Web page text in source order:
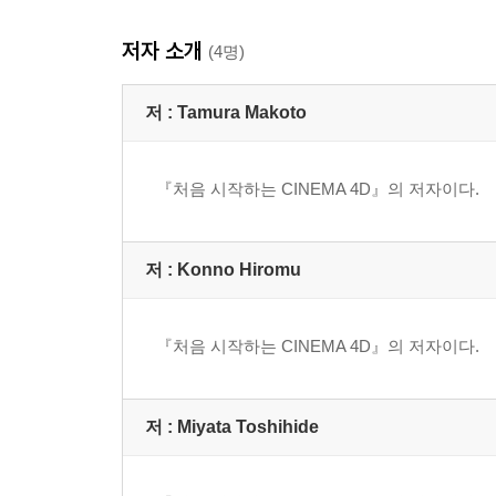
1 모델링(Modeling)
1-1 모델링을 위한 작업환경
1-2 템플릿과 카메라
1-5 디테일한 모델링
2-1 캐릭터 오브젝트(Charactor Object)의 생성
2-3 전의 공정까지 다시 수정
3 포즈 잡기와 렌더링
3-1 포즈를 만들기
저자 소개 (4명)
저 : Tamura Makoto
『처음 시작하는 CINEMA 4D』의 저자이다.
저 : Konno Hiromu
『처음 시작하는 CINEMA 4D』의 저자이다.
저 : Miyata Toshihide